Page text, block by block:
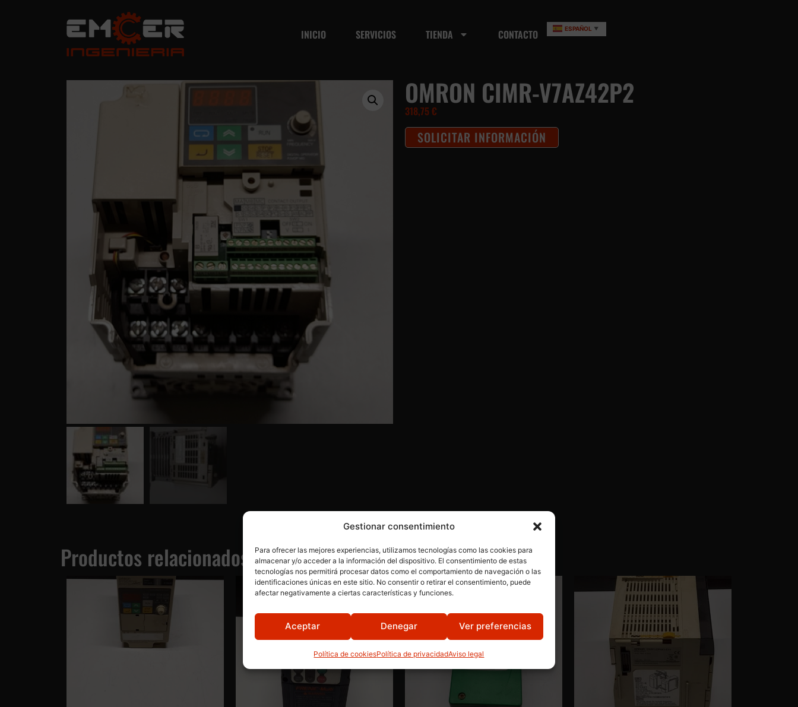
Gestionar consentimiento
Para ofrecer las mejores experiencias, utilizamos tecnologías como las cookies para
almacenar y/o acceder a la información del dispositivo. El consentimiento de estas
tecnologías nos permitirá procesar datos como el comportamiento de navegación o las
identificaciones únicas en este sitio. No consentir o retirar el consentimiento, puede
afectar negativamente a ciertas características y funciones.
Aceptar Denegar Ver preferencias
Política de cookiesPolítica de privacidadAviso legal
INICIO SERVICIOS TIENDA CONTACTO ESPAÑOL ▼
OMRON CIMR-V7AZ42P2
318,75€
SOLICITAR INFORMACIÓN
Productos relacionados